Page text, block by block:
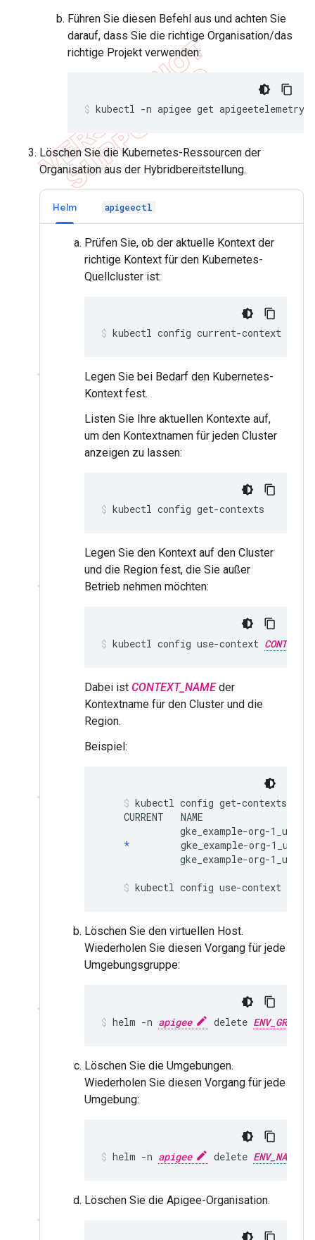
Führen Sie diesen Befehl aus und achten Sie
darauf, dass Sie die richtige Organisation/das
richtige Projekt verwenden:
kubectl -n apigee get
Löschen Sie die Kubernetes-Ressourcen der
Organisation aus der Hybridbereitstellung.
Helm apigeectl
Prüfen Sie, ob der aktuelle Kontext der
richtige Kontext für den Kubernetes-
Quellcluster ist:
kubectl config current-context
Legen Sie bei Bedarf den Kubernetes-
Kontext fest.
Listen Sie Ihre aktuellen Kontexte auf,
um den Kontextnamen für jeden Cluster
anzeigen zu lassen:
kubectl config get-contexts
Legen Sie den Kontext auf den Cluster
und die Region fest, die Sie außer
Betrieb nehmen möchten:
kubectl config use-context
Dabei ist CONTEXT_NAMEder
Kontextname für den Cluster und die
Region.
Beispiel:
kubectl config get-contexts
CURRENT   NAME
gke_example-org-1_us-
*
gke_example-org-1_us-
gke_example-org-1_us-
kubectl config use-context
Löschen Sie den virtuellen Host.
Wiederholen Sie diesen Vorgang für jede
Umgebungsgruppe:
helm -n apigee delete
Löschen Sie die Umgebungen.
Wiederholen Sie diesen Vorgang für jede
Umgebung:
helm -n apigee delete ENV_NAME
Löschen Sie die Apigee-Organisation.